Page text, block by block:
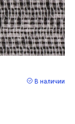
В наличии